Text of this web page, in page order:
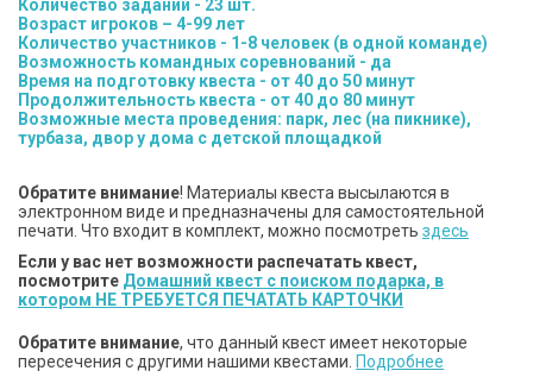
Количество заданий - 23 шт.
Возраст игроков – 4-99 лет
Количество участников - 1-8 человек (в одной команде)
Возможность командных соревнований - да
Время на подготовку квеста - от 40 до 50 минут
Продолжительность квеста - от 40 до 80 минут
Возможные места проведения: парк, лес (на пикнике),
турбаза, двор у дома с детской площадкой
Обратите внимание! Материалы квеста высылаются в
электронном виде и предназначены для самостоятельной
печати. Что входит в комплект, можно посмотреть здесь
Если у вас нет возможности распечатать квест,
посмотрите Домашний квест с поиском подарка, в
котором НЕ ТРЕБУЕТСЯ ПЕЧАТАТЬ КАРТОЧКИ
Обратите внимание, что данный квест имеет некоторые
пересечения с другими нашими квестами. Подробнее